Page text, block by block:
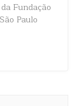
Fundação
Paulo